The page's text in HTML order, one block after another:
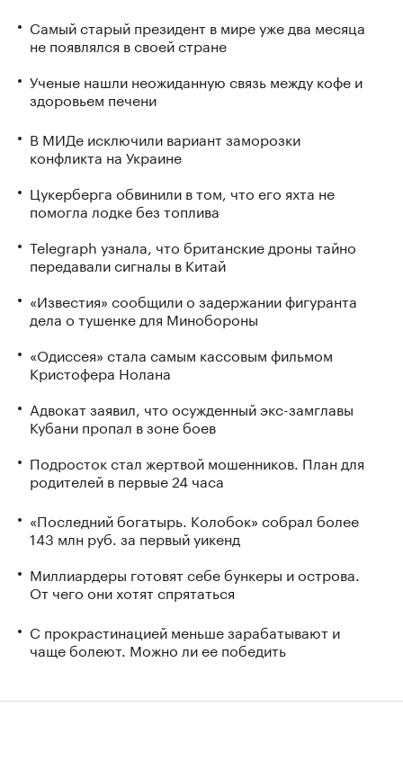
Самый старый президент в мире уже два месяца
не появлялся в своей стране
Ученые нашли неожиданную связь между кофе и
здоровьем печени
В МИДе исключили вариант заморозки
конфликта на Украине
Цукерберга обвинили в том, что его яхта не
помогла лодке без топлива
Telegraph узнала, что британские дроны тайно
передавали сигналы в Китай
«Известия» сообщили о задержании фигуранта
дела о тушенке для Минобороны
«Одиссея» стала самым кассовым фильмом
Кристофера Нолана
Адвокат заявил, что осужденный экс-замглавы
Кубани пропал в зоне боев
Подросток стал жертвой мошенников. План для
родителей в первые 24 часа
«Последний богатырь. Колобок» собрал более
143 млн руб. за первый уикенд
Миллиардеры готовят себе бункеры и острова.
От чего они хотят спрятаться
С прокрастинацией меньше зарабатывают и
чаще болеют. Можно ли ее победить